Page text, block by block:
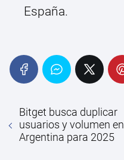
España.
Bitget busca duplicar
usuarios y volumen en
Argentina para 2025